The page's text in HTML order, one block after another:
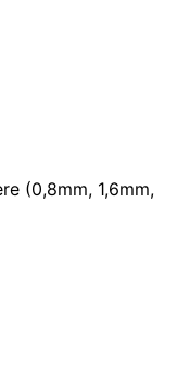
(0,8mm, 1,6mm,